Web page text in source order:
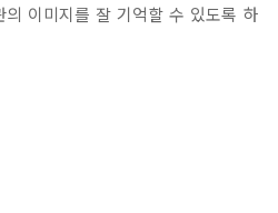
의 이미지를 잘 기억할 수 있도록 하